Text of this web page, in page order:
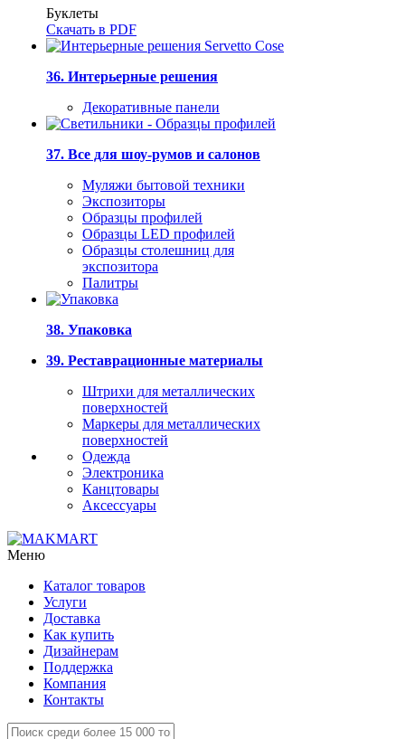
Буклеты
Скачать в PDF
36. Интерьерные решения
Декоративные панели
37. Все для шоу-румов и салонов
Муляжи бытовой техники
Экспозиторы
Образцы профилей
Образцы LED профилей
Образцы столешниц для
экспозитора
Палитры
38. Упаковка
39. Реставрационные материалы
Штрихи для металлических
поверхностей
Маркеры для металлических
поверхностей
Одежда
Электроника
Канцтовары
Аксессуары
Меню
Каталог товаров
Услуги
Доставка
Как купить
Дизайнерам
Поддержка
Компания
Контакты